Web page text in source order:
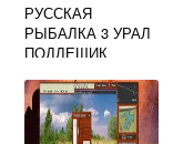
РУССКАЯ
РЫБАЛКА 3 УРАЛ
ПОДЛЕЩИК